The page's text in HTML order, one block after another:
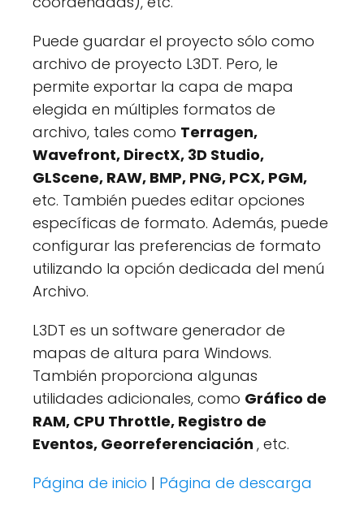
Puede guardar el proyecto sólo como
archivo de proyecto L3DT. Pero, le
permite exportar la capa de mapa
elegida en múltiples formatos de
archivo, tales como Terragen,
Wavefront, DirectX, 3D Studio,
GLScene, RAW, BMP, PNG, PCX, PGM,
etc. También puedes editar opciones
específicas de formato. Además, puede
configurar las preferencias de formato
utilizando la opción dedicada del menú
Archivo.
L3DT es un software generador de
mapas de altura para Windows.
También proporciona algunas
utilidades adicionales, como Gráfico de
RAM, CPU Throttle, Registro de
Eventos, Georreferenciación , etc.
Página de inicio | Página de descarga